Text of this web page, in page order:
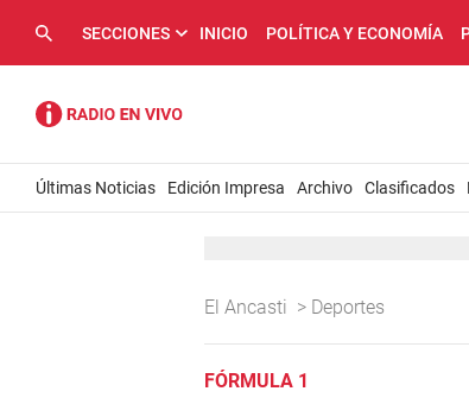
SECCIONES INICIO POLÍTICA Y ECONOMÍA
Últimas Noticias Edición Impresa Archivo Clasificados
El Ancasti > Deportes
FÓRMULA 1